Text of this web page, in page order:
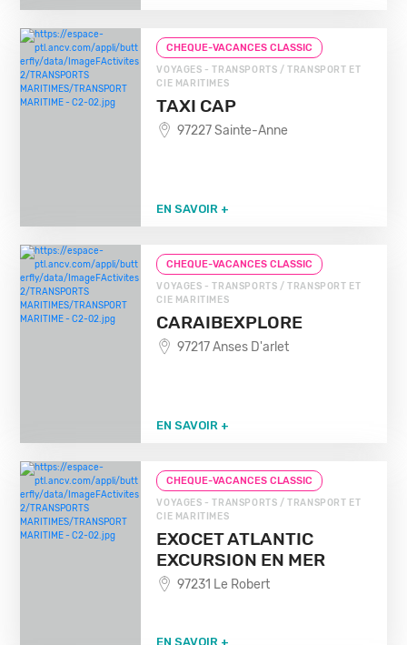
CHEQUE-VACANCES CLASSIC
VOYAGES - TRANSPORTS / TRANSPORT ET
CIE MARITIMES
TAXI CAP
97227 Sainte-Anne
EN SAVOIR +
CHEQUE-VACANCES CLASSIC
VOYAGES - TRANSPORTS / TRANSPORT ET
CIE MARITIMES
CARAIBEXPLORE
97217 Anses D'arlet
EN SAVOIR +
CHEQUE-VACANCES CLASSIC
VOYAGES - TRANSPORTS / TRANSPORT ET
CIE MARITIMES
EXOCET ATLANTIC
EXCURSION EN MER
97231 Le Robert
EN SAVOIR +